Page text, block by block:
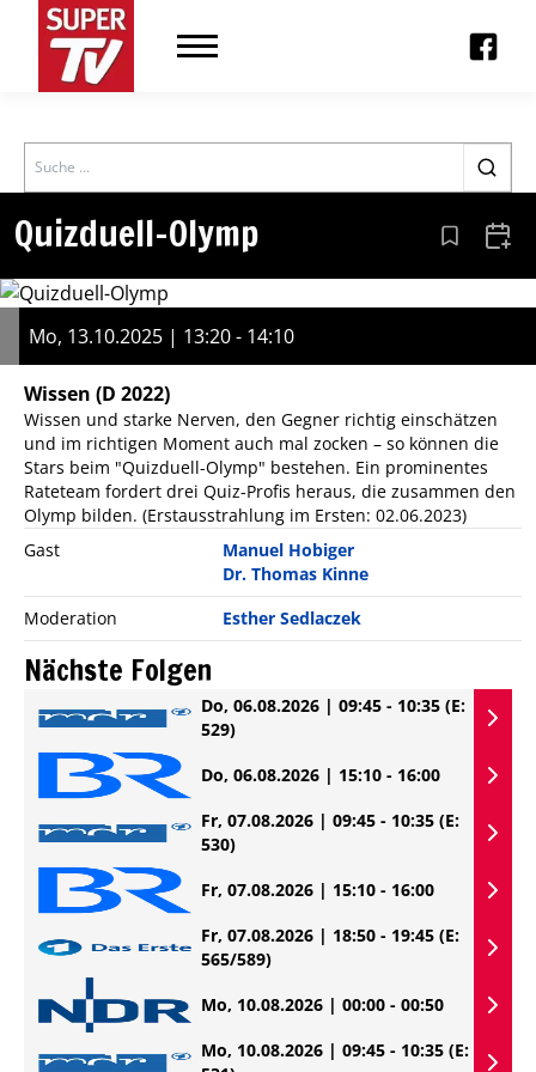
Search
Quizduell-Olymp Aus den
Mo, 13.10.2025 | 13:20 - 14:10
Wissen (D 2022)
Wissen und starke Nerven, den Gegner richtig einschätzen
und im richtigen Moment auch mal zocken – so können die
Stars beim "Quizduell-Olymp" bestehen. Ein prominentes
Rateteam fordert drei Quiz-Profis heraus, die zusammen den
Olymp bilden. (Erstausstrahlung im Ersten: 02.06.2023)
Gast
Manuel Hobiger
Dr. Thomas Kinne
Moderation
Esther Sedlaczek
Nächste Folgen
Do, 06.08.2026 | 09:45 - 10:35 (E:
529)
Do, 06.08.2026 | 15:10 - 16:00
Fr, 07.08.2026 | 09:45 - 10:35 (E:
530)
Fr, 07.08.2026 | 15:10 - 16:00
Fr, 07.08.2026 | 18:50 - 19:45 (E:
565/589)
Mo, 10.08.2026 | 00:00 - 00:50
Mo, 10.08.2026 | 09:45 - 10:35 (E: